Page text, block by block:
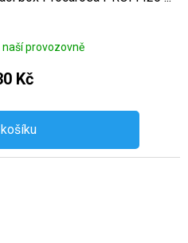
naší provozovně
Kč